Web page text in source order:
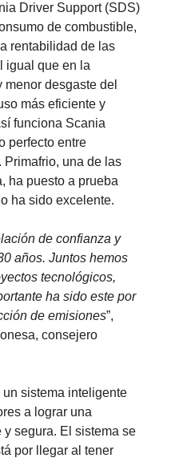
Driver Support (SDS)
de combustible,
rentabilidad de las
igual que en la
desgaste del
más eficiente y
funciona Scania
perfecto entre
una de las
ha puesto a prueba
ha sido excelente.
de confianza y
años. Juntos hemos
tecnológicos,
ha sido este por
de emisiones”,
consejero
sistema inteligente
a lograr una
segura. El sistema se
por llegar al tener